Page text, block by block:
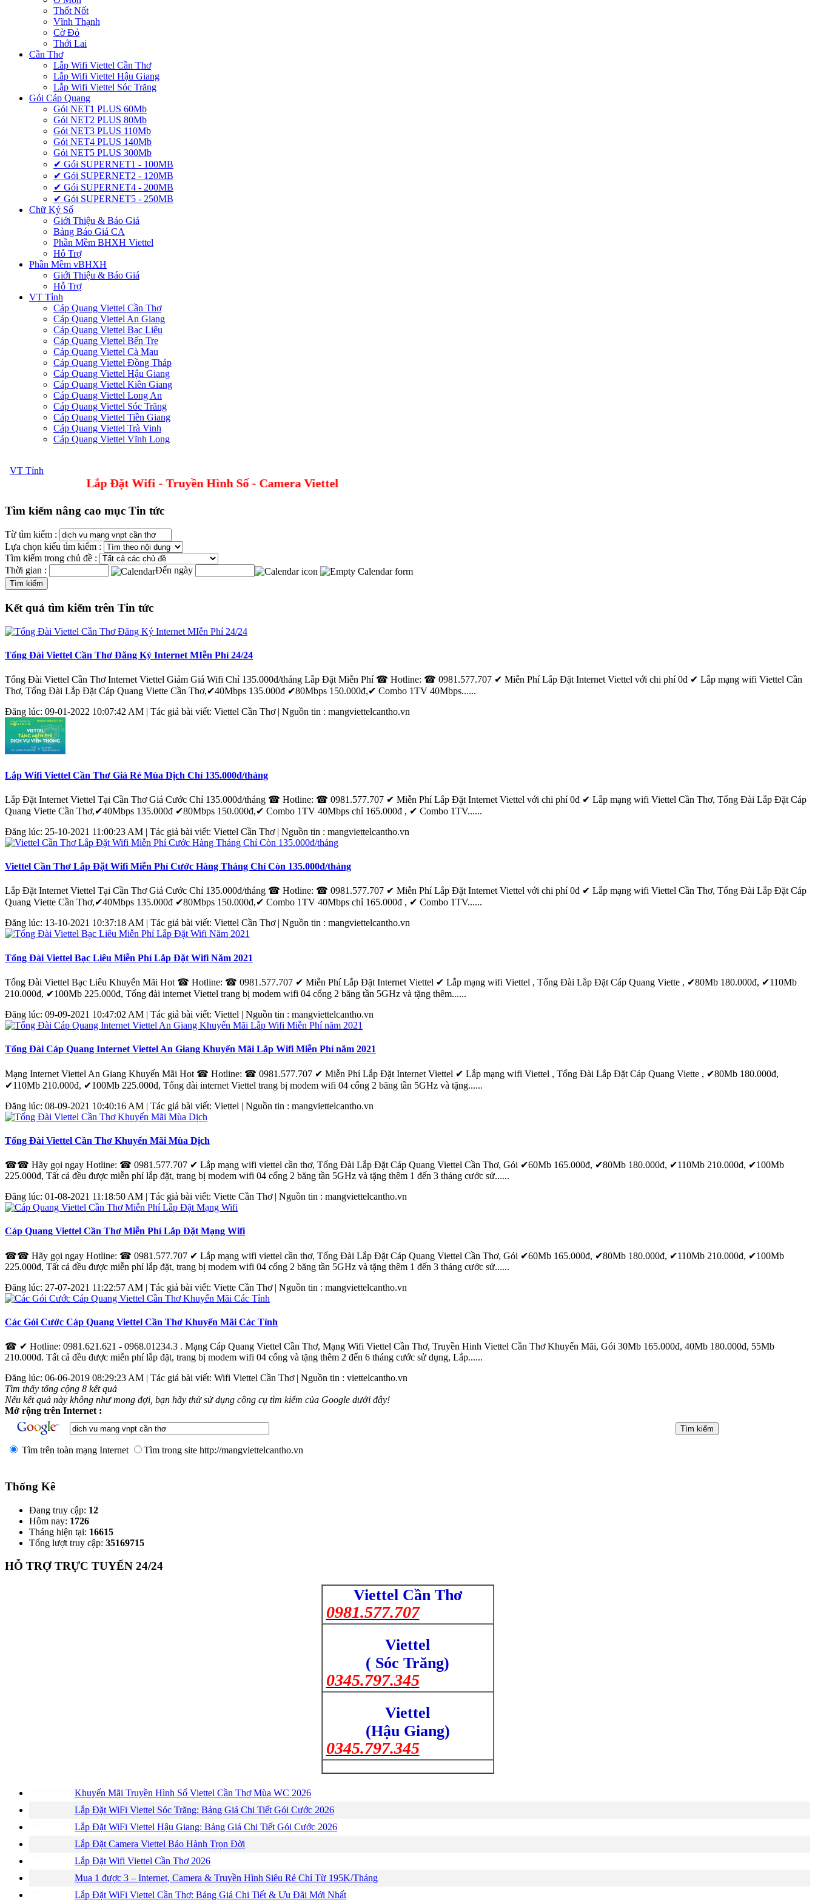
Thốt Nốt
Vĩnh Thạnh
Cờ Đỏ
Thới Lai
Cần Thơ
Lắp Wifi Viettel Cần Thơ
Lắp Wifi Viettel Hậu Giang
Lắp Wifi Viettel Sóc Trăng
Gói Cáp Quang
Gói NET1 PLUS 60Mb
Gói NET2 PLUS 80Mb
Gói NET3 PLUS 110Mb
Gói NET4 PLUS 140Mb
Gói NET5 PLUS 300Mb
✔ Gói SUPERNET1 - 100MB
✔ Gói SUPERNET2 - 120MB
✔ Gói SUPERNET4 - 200MB
✔ Gói SUPERNET5 - 250MB
Chữ Ký Số
Giới Thiệu & Báo Giá
Bảng Báo Giá CA
Phần Mềm BHXH Viettel
Hỗ Trợ
Phần Mềm vBHXH
Giới Thiệu & Báo Giá
Hỗ Trợ
VT Tỉnh
Cáp Quang Viettel Cần Thơ
Cáp Quang Viettel An Giang
Cáp Quang Viettel Bạc Liêu
Cáp Quang Viettel Bến Tre
Cáp Quang Viettel Cà Mau
Cáp Quang Viettel Đồng Tháp
Cáp Quang Viettel Hậu Giang
Cáp Quang Viettel Kiên Giang
Cáp Quang Viettel Long An
Cáp Quang Viettel Sóc Trăng
Cáp Quang Viettel Tiền Giang
Cáp Quang Viettel Trà Vinh
Cáp Quang Viettel Vĩnh Long
VT Tỉnh
Lắp Đặt Wifi - Truyền Hình Số - Camera Viettel
Tìm kiếm nâng cao mục Tin tức
Từ tìm kiếm :
Lựa chọn kiểu tìm kiếm :
Tìm kiếm trong chủ đề :
Thời gian :
Đến ngày
Kết quả tìm kiếm trên Tin tức
Tổng Đài Viettel Cần Thơ Đăng Ký Internet MIễn Phí 24/24
Tổng Đài Viettel Cần ThơInternet Viettel Giảm Giá Wifi Chỉ 135.000đ/tháng Lắp Đặt Miễn Phí ☎ Hotline: ☎ 0981.577.707 ✔ Miễn Phí Lắp Đặt Internet Viettel với chi phí 0đ ‎✔ Lắp mạng wifi Viettel Cần
Thơ, Tổng Đài Lắp Đặt Cáp Quang Viette Cần Thơ,✔40Mbps 135.000đ ✔80Mbps 150.000đ,✔ Combo 1TV 40Mbps......
Đăng lúc: 09-01-2022 10:07:42 AM | Tác giả bài viết: Viettel Cần Thơ| Nguồn tin : mangviettelcantho.vn
Lắp Wifi Viettel Cần Thơ Giá Rẻ Mùa Dịch Chỉ 135.000đ/tháng
Lắp Đặt Internet Viettel Tại Cần ThơGiá Cước Chỉ 135.000đ/tháng ☎ Hotline: ☎ 0981.577.707 ✔ Miễn Phí Lắp Đặt Internet Viettel với chi phí 0đ ‎✔ Lắp mạng wifi Viettel Cần Thơ, Tổng Đài Lắp Đặt Cáp
Quang Viette Cần Thơ,✔40Mbps 135.000đ ✔80Mbps 150.000đ,✔ Combo 1TV 40Mbps chỉ 165.000đ , ✔ Combo 1TV......
Đăng lúc: 25-10-2021 11:00:23 AM | Tác giả bài viết: Viettel Cần Thơ| Nguồn tin : mangviettelcantho.vn
Viettel Cần Thơ Lắp Đặt Wifi Miễn Phí Cước Hàng Tháng Chỉ Còn 135.000đ/tháng
Lắp Đặt Internet Viettel Tại Cần ThơGiá Cước Chỉ 135.000đ/tháng ☎ Hotline: ☎ 0981.577.707 ✔ Miễn Phí Lắp Đặt Internet Viettel với chi phí 0đ ‎✔ Lắp mạng wifi Viettel Cần Thơ, Tổng Đài Lắp Đặt Cáp
Quang Viette Cần Thơ,✔40Mbps 135.000đ ✔80Mbps 150.000đ,✔ Combo 1TV 40Mbps chỉ 165.000đ , ✔ Combo 1TV......
Đăng lúc: 13-10-2021 10:37:18 AM | Tác giả bài viết: Viettel Cần Thơ| Nguồn tin : mangviettelcantho.vn
Tổng Đài Viettel Bạc Liêu Miễn Phí Lắp Đặt Wifi Năm 2021
Tổng Đài Viettel Bạc Liêu Khuyến Mãi Hot ☎ Hotline: ☎ 0981.577.707 ✔ Miễn Phí Lắp Đặt Internet Viettel ‎✔ Lắp mạng wifi Viettel , Tổng Đài Lắp Đặt Cáp Quang Viette , ✔80Mb 180.000đ, ✔110Mb
210.000đ, ✔100Mb 225.000đ, Tổng đài internet Viettel trang bị modem wifi 04 cổng 2 băng tần 5GHz và tặng thêm......
Đăng lúc: 09-09-2021 10:47:02 AM | Tác giả bài viết: Viettel | Nguồn tin : mangviettelcantho.vn
Tổng Đài Cáp Quang Internet Viettel An Giang Khuyến Mãi Lắp Wifi Miễn Phí năm 2021
Mạng Internet Viettel An Giang Khuyến Mãi Hot ☎ Hotline: ☎ 0981.577.707 ✔ Miễn Phí Lắp Đặt Internet Viettel ‎✔ Lắp mạng wifi Viettel , Tổng Đài Lắp Đặt Cáp Quang Viette , ✔80Mb 180.000đ,
✔110Mb 210.000đ, ✔100Mb 225.000đ, Tổng đài internet Viettel trang bị modem wifi 04 cổng 2 băng tần 5GHz và tặng......
Đăng lúc: 08-09-2021 10:40:16 AM | Tác giả bài viết: Viettel | Nguồn tin : mangviettelcantho.vn
Tổng Đài Viettel Cần Thơ Khuyến Mãi Mùa Dịch
☎☎ Hãy gọi ngay Hotline: ☎ 0981.577.707 ✔‎ Lắp mạng wifi viettel cần thơ, Tổng Đài Lắp Đặt Cáp Quang Viettel Cần Thơ, Gói ✔60Mb 165.000đ, ✔80Mb 180.000đ, ✔110Mb 210.000đ, ✔100Mb
225.000đ, Tất cả đều được miễn phí lắp đặt, trang bị modem wifi 04 cổng 2 băng tần 5GHz và tặng thêm 1 đến 3 tháng cước sử......
Đăng lúc: 01-08-2021 11:18:50 AM | Tác giả bài viết: Viette Cần Thơ| Nguồn tin : mangviettelcantho.vn
Cáp Quang Viettel Cần Thơ Miễn Phí Lắp Đặt Mạng Wifi
☎☎ Hãy gọi ngay Hotline: ☎ 0981.577.707 ✔‎ Lắp mạng wifi viettel cần thơ, Tổng Đài Lắp Đặt Cáp Quang Viettel Cần Thơ, Gói ✔60Mb 165.000đ, ✔80Mb 180.000đ, ✔110Mb 210.000đ, ✔100Mb
225.000đ, Tất cả đều được miễn phí lắp đặt, trang bị modem wifi 04 cổng 2 băng tần 5GHz và tặng thêm 1 đến 3 tháng cước sử......
Đăng lúc: 27-07-2021 11:22:57 AM | Tác giả bài viết: Viette Cần Thơ| Nguồn tin : mangviettelcantho.vn
Các Gói Cước Cáp Quang Viettel Cần Thơ Khuyến Mãi Các Tỉnh
☎ ✔ Hotline: 0981.621.621 - 0968.01234.3 . Mạng Cáp Quang Viettel Cần Thơ, Mạng Wifi Viettel Cần Thơ, Truyền Hinh Viettel Cần ThơKhuyến Mãi, Gói 30Mb 165.000đ, 40Mb 180.000đ, 55Mb
210.000đ. Tất cả đều được miễn phí lắp đặt, trang bị modem wifi 04 cổng và tặng thêm 2 đến 6 tháng cước sử dụng, Lắp......
Đăng lúc: 06-06-2019 08:29:23 AM | Tác giả bài viết: Wifi Viettel Cần Thơ| Nguồn tin : viettelcantho.vn
Tìm thấy tổng cộng 8 kết quả
Nếu kết quả này không như mong đợi, bạn hãy thử sử dụng công cụ tìm kiếm của Google dưới đây!
Mở rộng trên Internet :
Tìm trên toàn mạng Internet Tìm trong site http://mangviettelcantho.vn
Thống Kê
Đang truy cập: 12
Hôm nay: 1726
Tháng hiện tại: 16615
Tổng lượt truy cập: 35169715
HỖ TRỢ TRỰC TUYẾN 24/24
Viettel Cần Thơ
0981.577.707
Viettel
( Sóc Trăng)
0345.797.345
Viettel
(Hậu Giang)
0345.797.345
Khuyến Mãi Truyền Hình Số Viettel Cần Thơ Mùa WC 2026
Lắp Đặt WiFi Viettel Sóc Trăng: Bảng Giá Chi Tiết Gói Cước 2026
Lắp Đặt WiFi Viettel Hậu Giang: Bảng Giá Chi Tiết Gói Cước 2026
Lắp Đặt Camera Viettel Bảo Hành Trọn Đời
Lắp Đặt Wifi Viettel Cần Thơ 2026
Mua 1 được 3 – Internet, Camera & Truyền Hình Siêu Rẻ Chỉ Từ 195K/Tháng
Lắp Đặt WiFi Viettel Cần Thơ: Bảng Giá Chi Tiết & Ưu Đãi Mới Nhất